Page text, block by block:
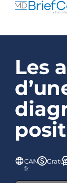
Les
CAN-
fr